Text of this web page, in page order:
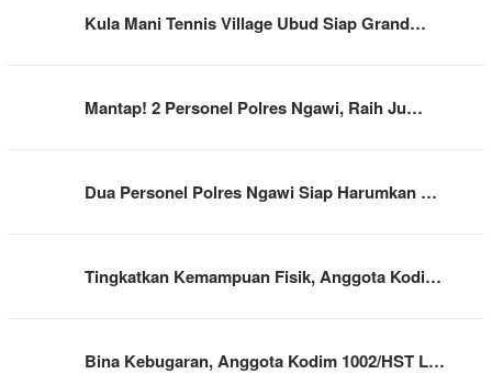
Kula Mani Tennis Village Ubud Siap Grand…
Mantap! 2 Personel Polres Ngawi, Raih Ju…
Dua Personel Polres Ngawi Siap Harumkan …
Tingkatkan Kemampuan Fisik, Anggota Kodi…
Bina Kebugaran, Anggota Kodim 1002/HST L…